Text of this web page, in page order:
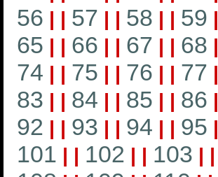
56 | | 57 | | 58 | | 59 |
65 | | 66 | | 67 | | 68 |
74 | | 75 | | 76 | | 77 |
83 | | 84 | | 85 | | 86 |
92 | | 93 | | 94 | | 95 |
101 | | 102 | | 103 | |